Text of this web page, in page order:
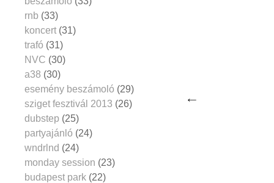
rnb (33)
koncert (31)
trafó (31)
NVC (30)
a38 (30)
esemény beszámoló (29)
sziget fesztivál 2013 (26)
dubstep (25)
partyajánló (24)
wndrlnd (24)
monday session (23)
budapest park (22)